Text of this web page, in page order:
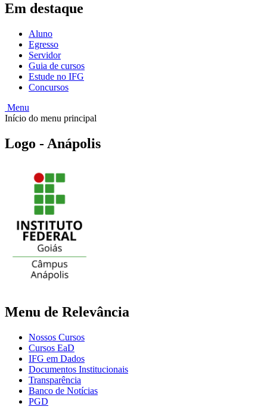
Em destaque
Aluno
Egresso
Servidor
Guia de cursos
Estude no IFG
Concursos
Menu
Início do menu principal
Logo - Anápolis
Menu de Relevância
Nossos Cursos
Cursos EaD
IFG em Dados
Documentos Institucionais
Transparência
Banco de Notícias
PGD